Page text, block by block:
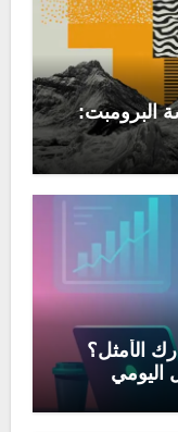
البرومبت:
الأمثل؟
اليومي